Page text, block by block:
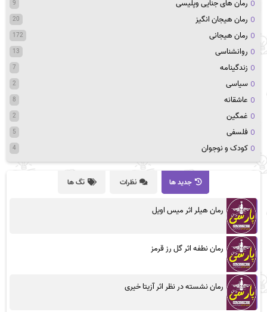
رمان های جنایی وپلیسی 9
رمان هیجان انگیز 20
رمان هیجانی 172
روانشناسی 13
زندگینامه 7
سیاسی 2
عاشقانه 8
غمگین 2
فلسفی 5
کودک و نوجوان 4
جدید ها نظرات تگ ها
رمان هیلر اثر میس اویل
رمان نطفه اثر گل رز قرمز
رمان نشسته در نظر اثر آزیتا خیری